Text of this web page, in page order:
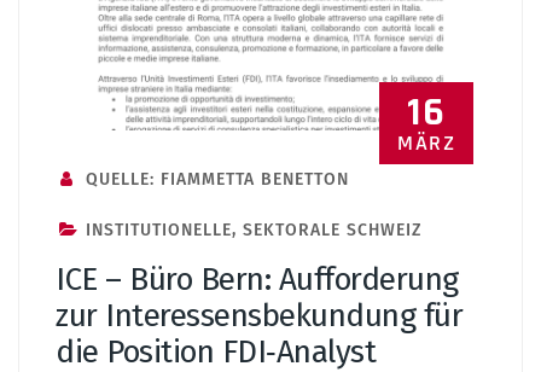
16
MÄRZ
QUELLE: FIAMMETTA BENETTON
INSTITUTIONELLE, SEKTORALE SCHWEIZ
ICE – Büro Bern: Aufforderung
zur Interessensbekundung für
die Position FDI‑Analyst